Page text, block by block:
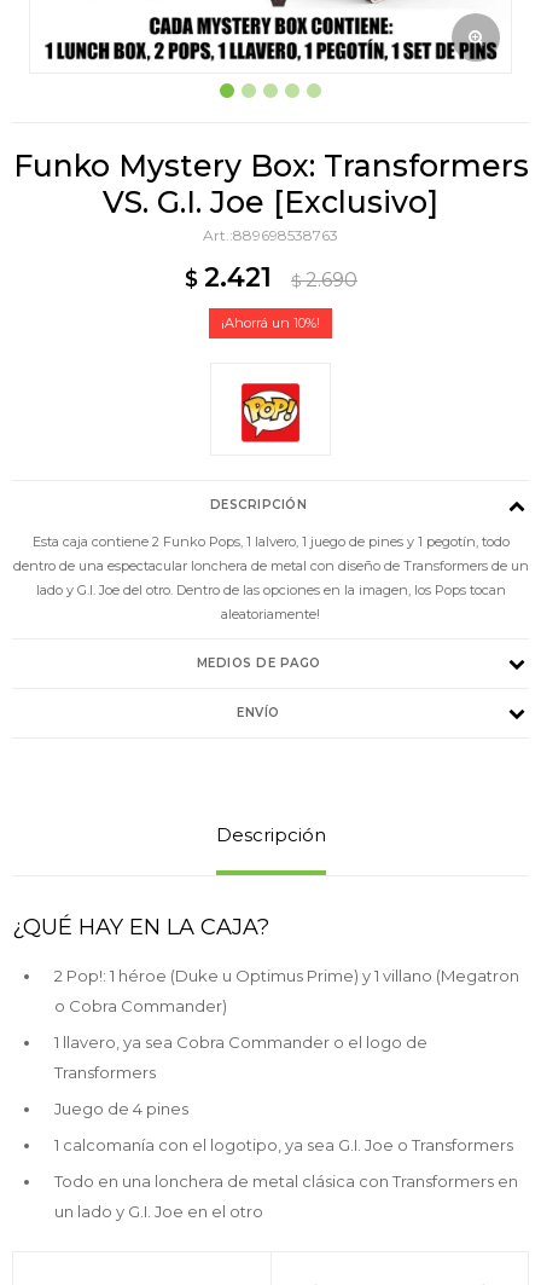
Funko Mystery Box: Transformers
VS. G.I. Joe [Exclusivo]
889698538763
$ 2.421 $ 2.690
10
DESCRIPCIÓN
Esta caja contiene 2 Funko Pops, 1 lalvero, 1 juego de pines y 1 pegotín, todo
dentro de una espectacular lonchera de metal con diseño de Transformers de un
lado y G.I. Joe del otro. Dentro de las opciones en la imagen, los Pops tocan
aleatoriamente!
MEDIOS DE PAGO
ENVÍO
Descripción
¿QUÉ HAY EN LA CAJA?
2 Pop!: 1 héroe (Duke u Optimus Prime) y 1 villano (Megatron
o Cobra Commander)
1 llavero, ya sea Cobra Commander o el logo de
Transformers
Juego de 4 pines
1 calcomanía con el logotipo, ya sea G.I. Joe o Transformers
Todo en una lonchera de metal clásica con Transformers en
un lado y G.I. Joe en el otro